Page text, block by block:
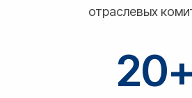
отраслевых
20+